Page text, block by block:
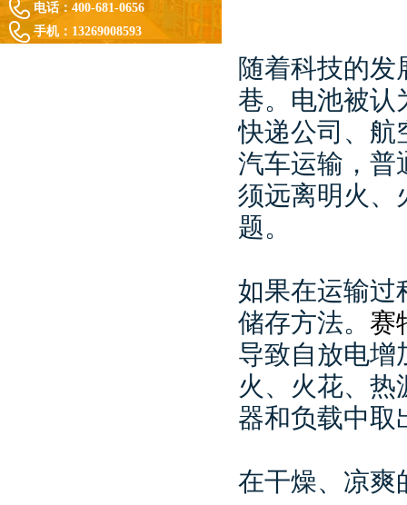
电话： 400-681-0656
手机： 13269008593
随着科技的发
巷。电池被认
快递公司、航
汽车运输，普
须远离明火、
题。
如果在运输过
储存方法。 赛
导致自放电增
火、火花、热
器和负载中取
在干燥、凉爽